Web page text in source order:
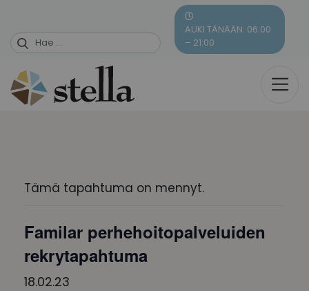
content
AUKI TÄNÄÄN: 06:00
– 21:00
Tämä tapahtuma on mennyt.
Familar perhehoitopalveluiden
rekrytapahtuma
18.02.23